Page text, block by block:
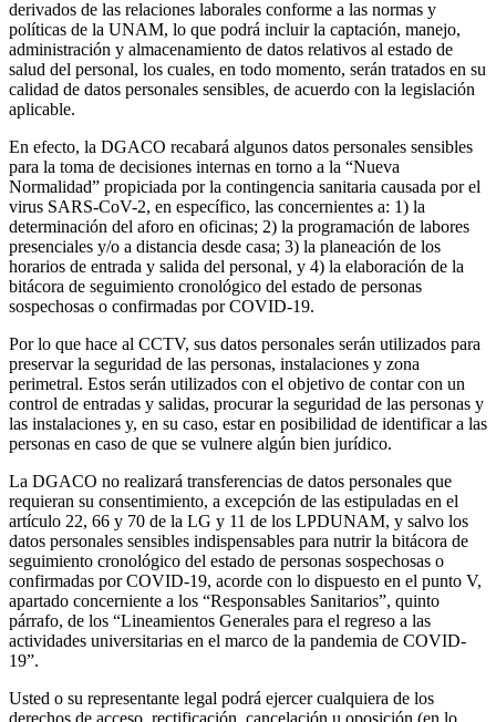
derivados de las relaciones laborales conforme a las normas y
políticas de la UNAM, lo que podrá incluir la captación, manejo,
administración y almacenamiento de datos relativos al estado de
salud del personal, los cuales, en todo momento, serán tratados en su
calidad de datos personales sensibles, de acuerdo con la legislación
aplicable.
En efecto, la DGACO recabará algunos datos personales sensibles
para la toma de decisiones internas en torno a la “Nueva
Normalidad” propiciada por la contingencia sanitaria causada por el
virus SARS-CoV-2, en específico, las concernientes a: 1) la
determinación del aforo en oficinas; 2) la programación de labores
presenciales y/o a distancia desde casa; 3) la planeación de los
horarios de entrada y salida del personal, y 4) la elaboración de la
bitácora de seguimiento cronológico del estado de personas
sospechosas o confirmadas por COVID-19.
Por lo que hace al CCTV, sus datos personales serán utilizados para
preservar la seguridad de las personas, instalaciones y zona
perimetral. Estos serán utilizados con el objetivo de contar con un
control de entradas y salidas, procurar la seguridad de las personas y
las instalaciones y, en su caso, estar en posibilidad de identificar a las
personas en caso de que se vulnere algún bien jurídico.
La DGACO no realizará transferencias de datos personales que
requieran su consentimiento, a excepción de las estipuladas en el
artículo 22, 66 y 70 de la LG y 11 de los LPDUNAM, y salvo los
datos personales sensibles indispensables para nutrir la bitácora de
seguimiento cronológico del estado de personas sospechosas o
confirmadas por COVID-19, acorde con lo dispuesto en el punto V,
apartado concerniente a los “Responsables Sanitarios”, quinto
párrafo, de los “Lineamientos Generales para el regreso a las
actividades universitarias en el marco de la pandemia de COVID-
19”.
Usted o su representante legal podrá ejercer cualquiera de los